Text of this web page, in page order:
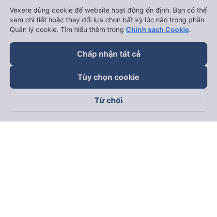
Theo dõi chúng tôi trên
Vexere dùng cookie để website hoạt động ổn định. Bạn có thể
xem chi tiết hoặc thay đổi lựa chọn bất kỳ lúc nào trong phần
Quản lý cookie. Tìm hiểu thêm trong Chính sách Cookie.
Chấp nhận tất cả
Tùy chọn cookie
Từ chối